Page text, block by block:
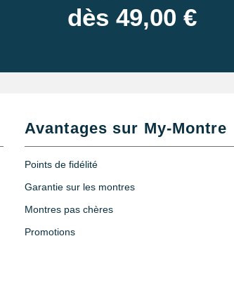
dès 49,00 €
Avantages sur My-Montre
Points de fidélité
Garantie sur les montres
Montres pas chères
Promotions